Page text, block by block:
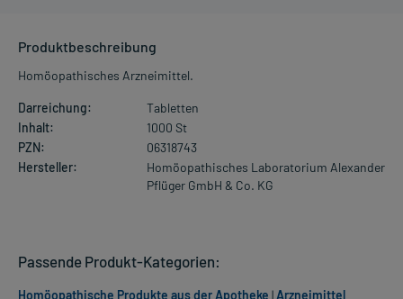
Produktbeschreibung
Homöopathisches Arzneimittel.
Darreichung:
Tabletten
Inhalt:
1000 St
PZN:
06318743
Hersteller:
Homöopathisches Laboratorium Alexander
Pflüger GmbH & Co. KG
Passende Produkt-Kategorien:
Homöopathische Produkte aus der Apotheke |Arzneimittel